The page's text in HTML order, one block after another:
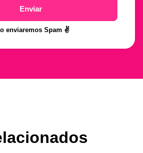
Enviar
enviaremos Spam ✌️